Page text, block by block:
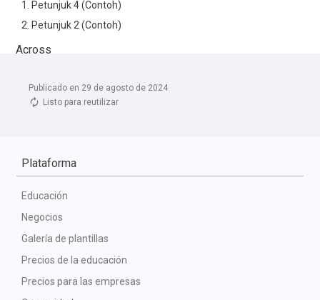
Publicado en 29 de agosto de 2024
Listo para reutilizar
Plataforma
Educación
Negocios
Galería de plantillas
Precios de la educación
Precios para las empresas